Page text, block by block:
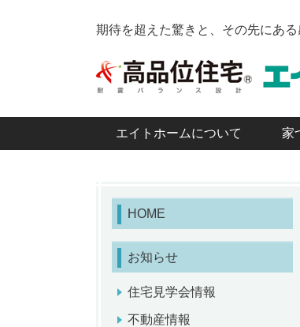
期待を超えた驚きと、その先にある
エイトホームについて 家
HOME
お知らせ
住宅見学会情報
不動産情報